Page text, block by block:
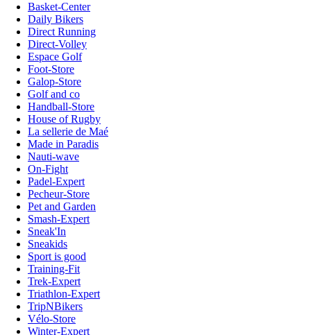
Basket-Center
Daily Bikers
Direct Running
Direct-Volley
Espace Golf
Foot-Store
Galop-Store
Golf and co
Handball-Store
House of Rugby
La sellerie de Maé
Made in Paradis
Nauti-wave
On-Fight
Padel-Expert
Pecheur-Store
Pet and Garden
Smash-Expert
Sneak'In
Sneakids
Sport is good
Training-Fit
Trek-Expert
Triathlon-Expert
TripNBikers
Vélo-Store
Winter-Expert